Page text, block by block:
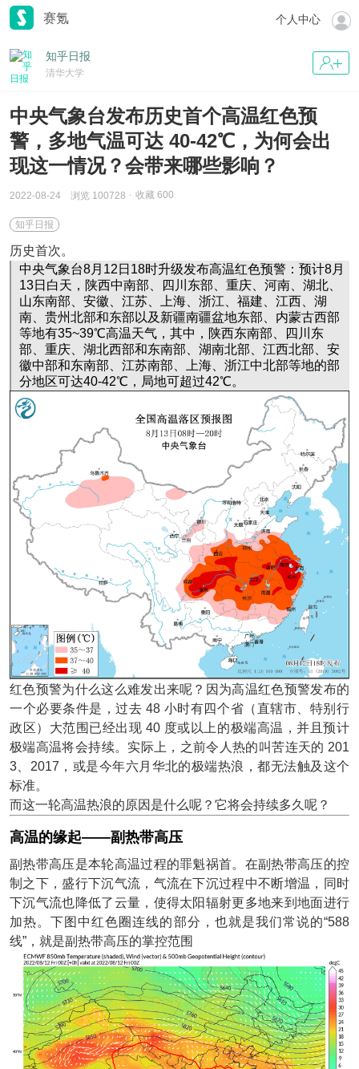
赛氪 个人中心
知乎日报
清华大学
中央气象台发布历史首个高温红色预
警，多地气温可达 40-42℃，为何会出
现这一情况？会带来哪些影响？
2022-08-24 浏览 100728 收藏 600
知乎日报
历史首次。
中央气象台8月12日18时升级发布高温红色预警：预计8月
13日白天，陕西中南部、四川东部、重庆、河南、湖北、
山东南部、安徽、江苏、上海、浙江、福建、江西、湖
南、贵州北部和东部以及新疆南疆盆地东部、内蒙古西部
等地有35~39℃高温天气，其中，陕西东南部、四川东
部、重庆、湖北西部和东南部、湖南北部、江西北部、安
徽中部和东南部、江苏南部、上海、浙江中北部等地的部
分地区可达40-42℃，局地可超过42℃。
红色预警为什么这么难发出来呢？因为高温红色预警发布的
一个必要条件是，过去 48 小时有四个省（直辖市、特别行
政区）大范围已经出现 40 度或以上的极端高温，并且预计
极端高温将会持续。实际上，之前令人热的叫苦连天的 201
3、2017，或是今年六月华北的极端热浪，都无法触及这个
标准。
而这一轮高温热浪的原因是什么呢？它将会持续多久呢？
高温的缘起——副热带高压
副热带高压是本轮高温过程的罪魁祸首。在副热带高压的控
制之下，盛行下沉气流，气流在下沉过程中不断增温，同时
下沉气流也降低了云量，使得太阳辐射更多地来到地面进行
加热。下图中红色圈连线的部分，也就是我们常说的“588
线”，就是副热带高压的掌控范围